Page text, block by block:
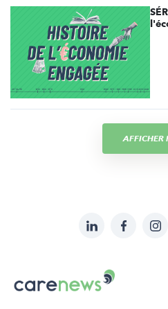
AFFICHER
sur:
LinkedInFacebook
Le